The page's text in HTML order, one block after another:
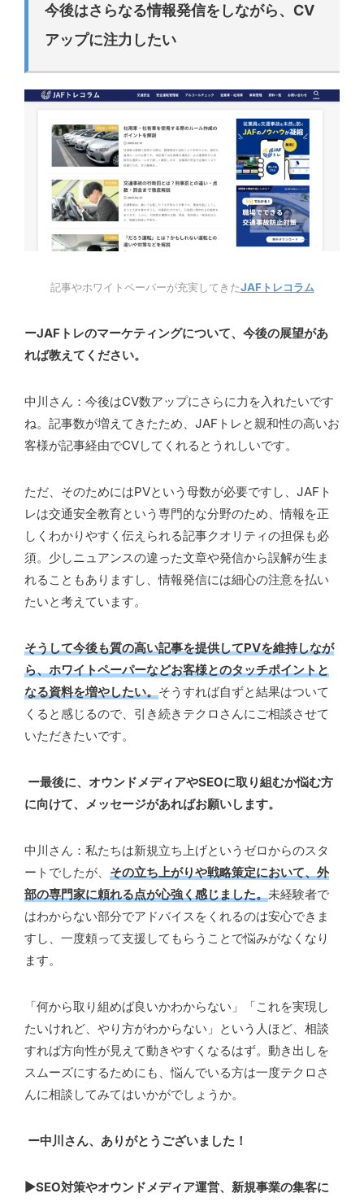
今後はさらなる情報発信をしながら、CV
アップに注力したい
記事やホワイトペーパーが充実してきたJAFトレコラム
ーJAFトレのマーケティングについて、今後の展望があ
れば教えてください。
中川さん：今後はCV数アップにさらに力を入れたいです
ね。記事数が増えてきたため、JAFトレと親和性の高いお
客様が記事経由でCVしてくれるとうれしいです。
ただ、そのためにはPVという母数が必要ですし、JAFト
レは交通安全教育という専門的な分野のため、情報を正
しくわかりやすく伝えられる記事クオリティの担保も必
須。少しニュアンスの違った文章や発信から誤解が生ま
れることもありますし、情報発信には細心の注意を払い
たいと考えています。
そうして今後も質の高い記事を提供してPVを維持しなが
ら、ホワイトペーパーなどお客様とのタッチポイントと
なる資料を増やしたい。 そうすれば自ずと結果はついて
くると感じるので、引き続きテクロさんにご相談させて
いただきたいです。
ー最後に、オウンドメディアやSEOに取り組むか悩む方
に向けて、メッセージがあればお願いします。
中川さん：私たちは新規立ち上げというゼロからのスタ
ートでしたが、 その立ち上がりや戦略策定において、外
部の専門家に頼れる点が心強く感じました。 未経験者で
はわからない部分でアドバイスをくれるのは安心できま
すし、一度頼って支援してもらうことで悩みがなくなり
ます。
「何から取り組めば良いかわからない」「これを実現し
たいけれど、やり方がわからない」という人ほど、相談
すれば方向性が見えて動きやすくなるはず。動き出しを
スムーズにするためにも、悩んでいる方は一度テクロさ
んに相談してみてはいかがでしょうか。
ー中川さん、ありがとうございました！
▶SEO対策やオウンドメディア運営、新規事業の集客に